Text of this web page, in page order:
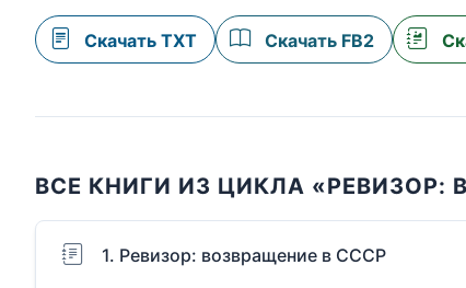
Скачать TXT Скачать FB2
ВСЕ КНИГИ ИЗ ЦИКЛА «РЕВИЗОР:
1. Ревизор: возвращение в СССР